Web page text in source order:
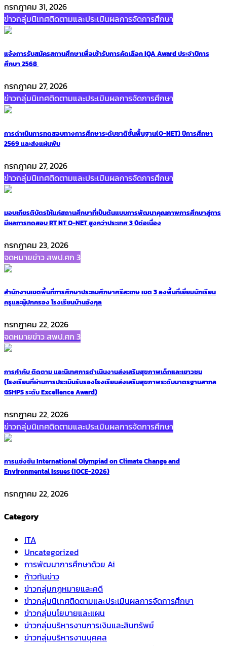
กรกฎาคม 31, 2026
ข่าวกลุ่มนิเทศติดตามและประเมินผลการจัดการศึกษา
แจ้งการรับสมัครสถานศึกษาเพื่อเข้ารับการคัดเลือก IQA Award ประจำปีการ
ศึกษา 2568
กรกฎาคม 27, 2026
ข่าวกลุ่มนิเทศติดตามและประเมินผลการจัดการศึกษา
การดำเนินการทดสอบทางการศึกษาระดับชาติขั้นพื้นฐาน(O-NET) ปีการศึกษา
2569 และส่งแผ่นพับ
กรกฎาคม 27, 2026
ข่าวกลุ่มนิเทศติดตามและประเมินผลการจัดการศึกษา
มอบเกียรติบัตรให้แก่สถานศึกษาที่เป็นต้นแบบการพัฒนาคุณภาพการศึกษาสู่การ
มีผลการทดสอบ RT NT O-NET สูงกว่าประเทศ 3 ปีต่อเนื่อง
กรกฎาคม 23, 2026
จดหมายข่าว สพป.ศก 3
สำนักงานเขตพื้นที่การศึกษาประถมศึกษาศรีสะเกษ เขต 3 ลงพื้นที่เยี่ยมนักเรียน
ครูและผู้ปกครอง โรงเรียนบ้านอังกุล
กรกฎาคม 22, 2026
จดหมายข่าว สพป.ศก 3
การกำกับ ติดตาม และนิเทศการดำเนินงานส่งเสริมสุขภาพเด็กและเยาวชน
(โรงเรียนที่ผ่านการประเมินรับรองโรงเรียนส่งเสริมสุขภาพระดับมาตรฐานสากล
GSHPS ระดับ Excellence Award)
กรกฎาคม 22, 2026
ข่าวกลุ่มนิเทศติดตามและประเมินผลการจัดการศึกษา
การแข่งขัน International Olympiad on Climate Change and
Environmental Issues (IOCE-2026)
กรกฎาคม 22, 2026
Category
ITA
Uncategorized
การพัฒนาการศึกษาด้วย Ai
ก้าวทันข่าว
ข่าวกลุ่มกฏหมายและคดี
ข่าวกลุ่มนิเทศติดตามและประเมินผลการจัดการศึกษา
ข่าวกลุ่มนโยบายและแผน
ข่าวกลุ่มบริหารงานการเงินและสินทรัพย์
ข่าวกลุ่มบริหารงานบุคคล